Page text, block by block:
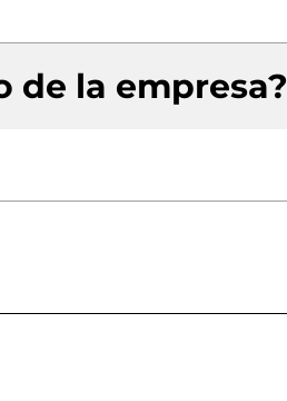
de la empresa?